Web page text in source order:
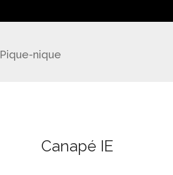
Pique-nique
Canapé IE